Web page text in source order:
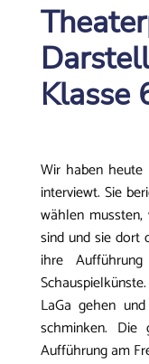
Klasse
Wir haben
interviewt. Sie
wählen
sind und sie dort
ihre
LaGa gehen
schminken.
Aufführung am